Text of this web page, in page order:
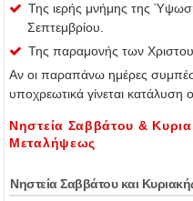
Της ιερής μνήμης της
Σεπτεμβρίου.
Της παραμονής των
Αν οι παραπάνω ημέρες
υποχρεωτικά γίνεται κατάλυση
Νηστεία Σαββάτου &
Μεταλήψεως
Νηστεία Σαββάτου και